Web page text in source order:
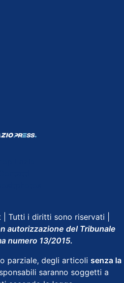
Tutti i diritti sono riservati |
autorizzazione del Tribunale
numero 13/2015.
parziale, degli articoli senza la
saranno soggetti a